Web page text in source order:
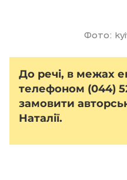
Фото:
До речі, в межах
телефоном (044)
замовити
Наталії.